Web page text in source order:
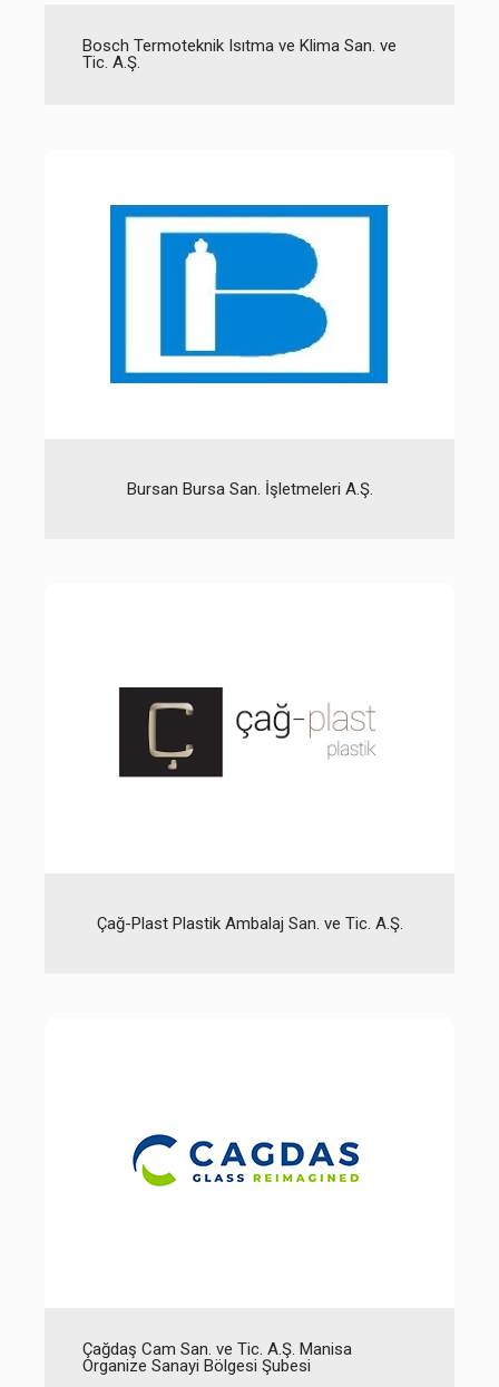
Bosch Termoteknik Isıtma ve Klima San. ve
Tic. A.Ş.
Bursan Bursa San. İşletmeleri A.Ş.
Çağ-Plast Plastik Ambalaj San. ve Tic. A.Ş.
Çağdaş Cam San. ve Tic. A.Ş. Manisa
Organize Sanayi Bölgesi Şubesi